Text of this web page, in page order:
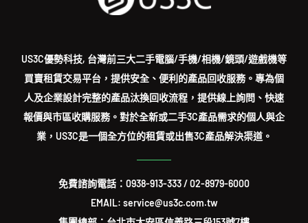
US3C優勢科技, 台灣前三大二手電腦/手機/相機/鏡頭/遊戲機等
買賣租賃交易平台，提供安全、便利的產品回收服務。專為個
人及企業設計完整的產品汰換回收流程，提供線上詢問、快速
報價與市區收購服務。對於全新或二手3C產品需求的個人與企
業，US3C是一個全方位的租賃或出售3C產品解決渠道。
免費諮詢電話： 0938-913-333/02-8979-6000
EMAIL: service@us3c.com.tw